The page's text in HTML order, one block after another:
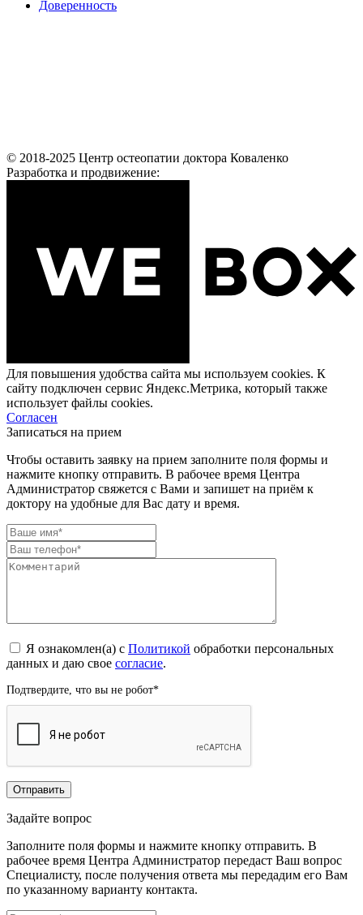
Доверенность
© 2018-2025 Центр остеопатии доктора Коваленко
Разработка и продвижение:
Для повышения удобства сайта мы используем cookies. К
сайту подключен сервис Яндекс.Метрика, который также
использует файлы cookies.
Согласен
Записаться на прием
Чтобы оставить заявку на прием заполните поля формы и
нажмите кнопку отправить. В рабочее время Центра
Администратор свяжется с Вами и запишет на приём к
доктору на удобные для Вас дату и время.
Я ознакомлен(а) с Политикой обработки персональных
данных и даю свое согласие.
Подтвердите, что вы не робот*
Задайте вопрос
Заполните поля формы и нажмите кнопку отправить. В
рабочее время Центра Администратор передаст Ваш вопрос
Специалисту, после получения ответа мы передадим его Вам
по указанному варианту контакта.